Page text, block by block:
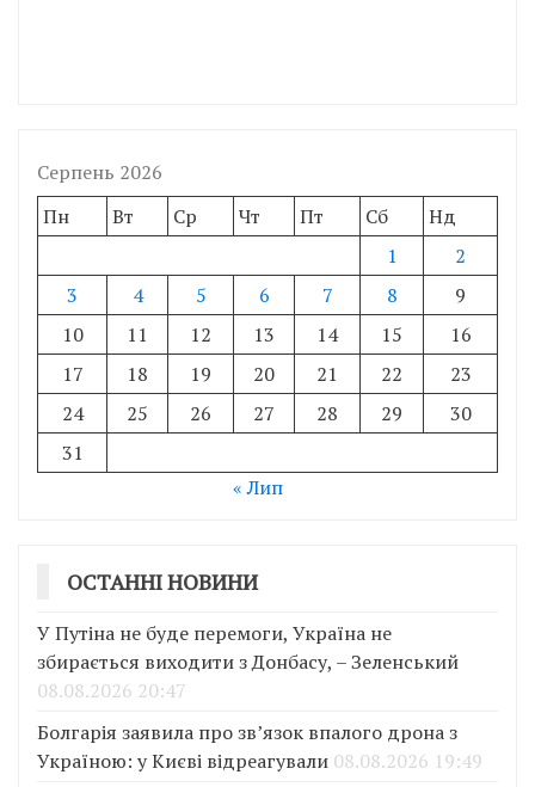
Серпень 2026
Пн
Вт Ср Чт Пт Сб
Нд
1
2
3
4 5 6 7 8
9
10
11 12 13 14 15
16
17
18 19 20 21 22
23
24
25 26 27 28 29
30
31
« Лип
ОСТАННІ НОВИНИ
У Путіна не буде перемоги, Україна не
збирається виходити з Донбасу, – Зеленський
08.08.2026 20:47
Болгарія заявила про зв’язок впалого дрона з
Україною: у Києві відреагували 08.08.2026 19:49